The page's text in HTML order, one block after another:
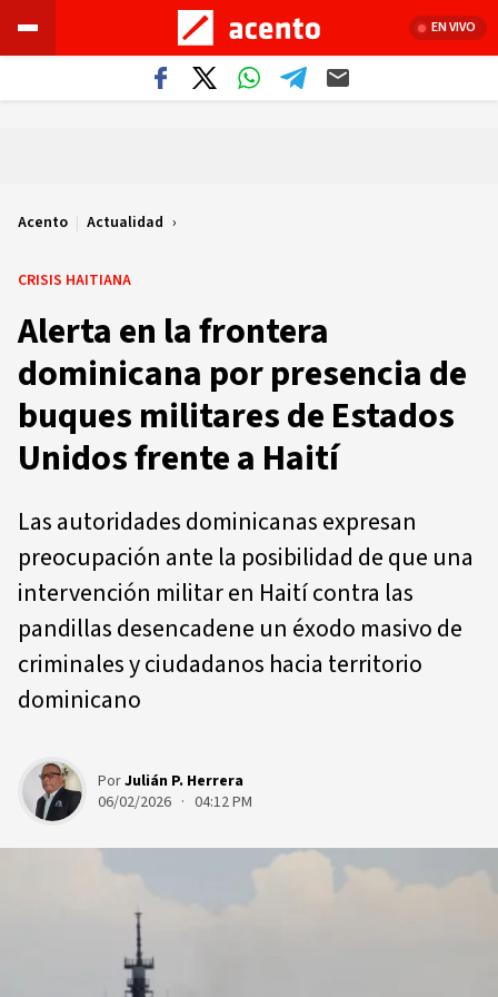
EN VIVO
Acento | Actualidad
CRISIS HAITIANA
Alerta en la frontera
dominicana por presencia de
buques militares de Estados
Unidos frente a Haití
Las autoridades dominicanas expresan
preocupación ante la posibilidad de que una
intervención militar en Haití contra las
pandillas desencadene un éxodo masivo de
criminales y ciudadanos hacia territorio
dominicano
PorJulián P. Herrera
06/02/2026 · 04:12 PM